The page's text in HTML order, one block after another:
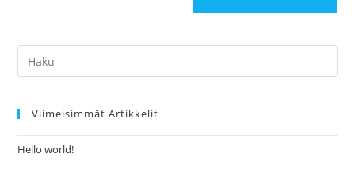
Viimeisimmät Artikkelit
Hello world!